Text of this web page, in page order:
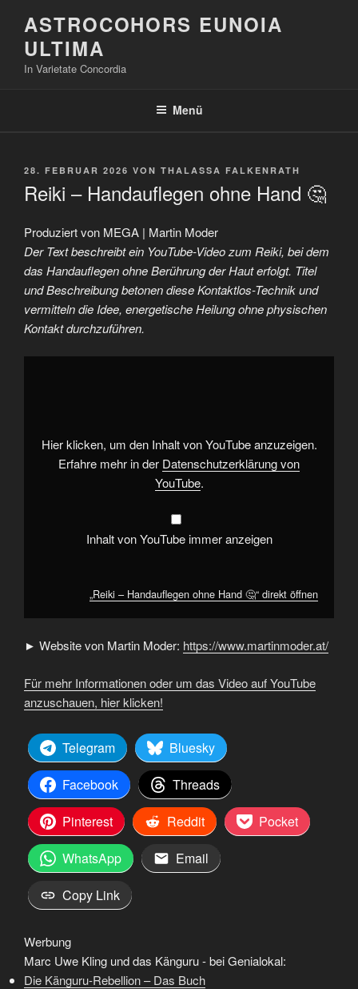
Inhalt
springen
ASTROCOHORS EUNOIA
ULTIMA
In Varietate Concordia
Menü
VERÖFFENTLICHT
28. FEBRUAR 2026 VON THALASSA FALKENRATH
Reiki – Handauflegen ohne Hand 🤔
Produziert von MEGA | Martin Moder
Der Text beschreibt ein YouTube-Video zum Reiki, bei dem
das Handauflegen ohne Berührung der Haut erfolgt. Titel
und Beschreibung betonen diese Kontaktlos-Technik und
vermitteln die Idee, energetische Heilung ohne physischen
Kontakt durchzuführen.
„Reiki
YouTube
anzeigen
Hier klicken, um den Inhalt von YouTube anzuzeigen.
Erfahre mehr in der Datenschutzerklärung von
YouTube.
Inhalt von YouTube immer anzeigen
„Reiki – Handauflegen ohne Hand 🤔“ direkt öffnen
► Website von Martin Moder: https://www.martinmoder.at/
Für mehr Informationen oder um das Video auf YouTube
anzuschauen, hier klicken!
Telegram
Bluesky
Facebook
Threads
Pinterest
Reddit
Pocket
WhatsApp
Email
Copy Link
Werbung
Marc Uwe Kling und das Känguru - bei Genialokal:
Die Känguru-Rebellion – Das Buch